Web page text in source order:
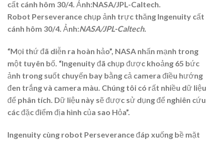
Robot Perseverance chụp ảnh trực thăng Ingenuity cất
cánh hôm 30/4. Ảnh:NASA/JPL-Caltech.
“Mọi thứ đã diễn ra hoàn hảo”, NASA nhấn mạnh trong
một tuyên bố. “Ingenuity đã chụp được khoảng 65 bức
ảnh trong suốt chuyến bay bằng cả camera điều hướng
đen trắng và camera màu. Chúng tôi có rất nhiều dữ liệu
để phân tích. Dữ liệu này sẽ được sử dụng để nghiên cứu
các đặc điểm địa hình của sao Hỏa”.
Ingenuity cùng robot Perseverance đáp xuống bề mặt